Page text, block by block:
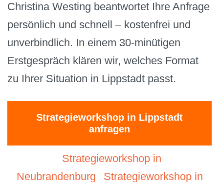
Christina Westing beantwortet Ihre Anfrage
persönlich und schnell – kostenfrei und
unverbindlich. In einem 30-minütigen
Erstgespräch klären wir, welches Format
zu Ihrer Situation in Lippstadt passt.
Strategieworkshop in Lippstadt
anfragen
Strategieworkshop in
Neubrandenburg
Strategieworkshop in